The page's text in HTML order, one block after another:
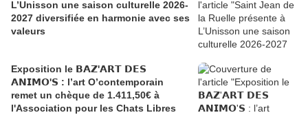
L’Unisson une saison culturelle 2026-
2027 diversifiée en harmonie avec ses
valeurs
Exposition le 𝗕𝗔𝗭'𝗔𝗥𝗧 𝗗𝗘𝗦
𝗔𝗡𝗜𝗠𝗢'𝗦 : l’art O’contemporain
remet un chèque de 1.411,50€ à
l'Association pour les Chats Libres